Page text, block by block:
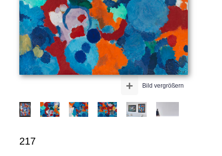
Bild vergrößern
+
217